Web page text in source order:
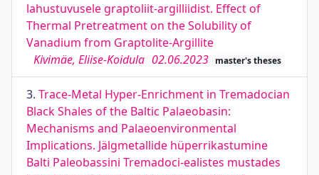
lahustuvusele graptoliit-argilliidist. Effect of
Thermal Pretreatment on the Solubility of
Vanadium from Graptolite-Argillite
Kivimäe, Eliise-Koidula 02.06.2023 master's theses
3. Trace-Metal Hyper-Enrichment in Tremadocian
Black Shales of the Baltic Palaeobasin:
Mechanisms and Palaeoenvironmental
Implications. Jälgmetallide hüperrikastumine
Balti Paleobassini Tremadoci-ealistes mustades